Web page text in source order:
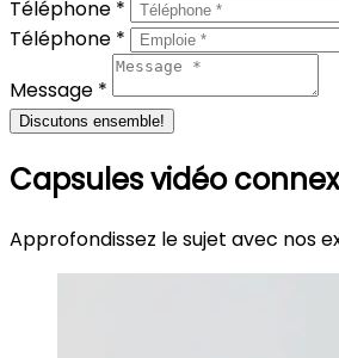
Téléphone *
Téléphone *
Message *
Discutons ensemble!
Capsules vidéo
Approfondissez le sujet avec nos